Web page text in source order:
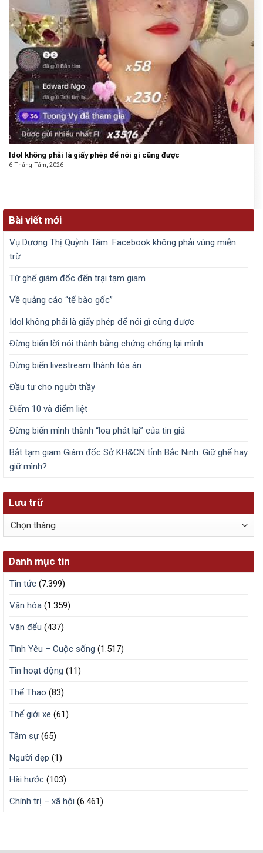
Idol không phải là giấy phép để nói gì cũng được
6 Tháng Tám, 2026
Bài viết mới
Vụ Dương Thị Quỳnh Tâm: Facebook không phải vùng miễn
trừ
Từ ghế giám đốc đến trại tạm giam
Về quảng cáo “tế bào gốc”
Idol không phải là giấy phép để nói gì cũng được
Đừng biến lời nói thành bằng chứng chống lại mình
Đừng biến livestream thành tòa án
Đầu tư cho người thầy
Điểm 10 và điểm liệt
Đừng biến mình thành “loa phát lại” của tin giả
Bắt tạm giam Giám đốc Sở KH&CN tỉnh Bắc Ninh: Giữ ghế hay
giữ mình?
Lưu trữ
Lưu
Danh mục tin
Tin tức (7.399)
Văn hóa (1.359)
Văn đểu (437)
Tình Yêu – Cuộc sống (1.517)
Tin hoạt động (11)
Thể Thao (83)
Thế giới xe (61)
Tâm sự(65)
Người đẹp (1)
Hài hước (103)
Chính trị – xã hội (6.461)